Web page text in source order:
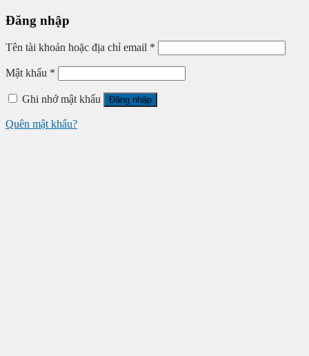
Đăng nhập
Tên tài khoản hoặc địa chỉ email *
Mật khẩu *
Ghi nhớ mật khẩu Đăng nhập
Quên mật khẩu?